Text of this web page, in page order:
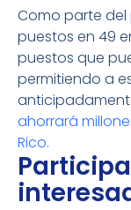
Como parte del
puestos en 49
puestos que
permitiendo a
ahorrará
Rico.